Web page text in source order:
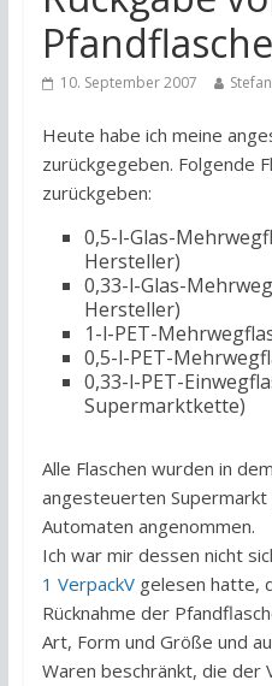
10. September 2007
Heute habe ich meine
zurückgegeben. Folgende
zurückgeben:
0,5-l-Glas-
Hersteller)
0,33-l-Glas-
Hersteller)
1-l-PET-
0,5-l-PET-
0,33-l-PET-
Supermarktkette)
Alle Flaschen wurden in
angesteuerten Supermarkt
Automaten angenommen.
Ich war mir dessen nicht
1 VerpackVgelesen hatte,
Rücknahme der
Art, Form und Größe und
Waren beschränkt, die der